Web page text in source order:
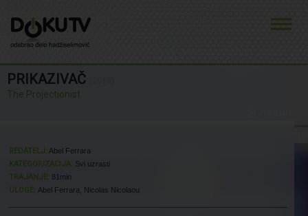
PRIKAZIVAČ
The Projectionist
REDATELJ: Abel Ferrara
KATEGORIZACIJA: Svi uzrasti
TRAJANJE: 81min
ULOGE: Abel Ferrara, Nicolas Nicolaou